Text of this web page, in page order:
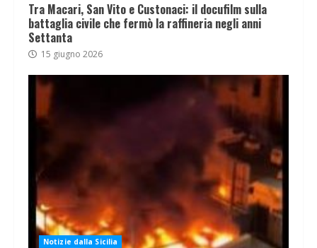
Tra Macari, San Vito e Custonaci: il docufilm sulla
battaglia civile che fermò la raffineria negli anni
Settanta
15 giugno 2026
Notizie dalla Sicilia